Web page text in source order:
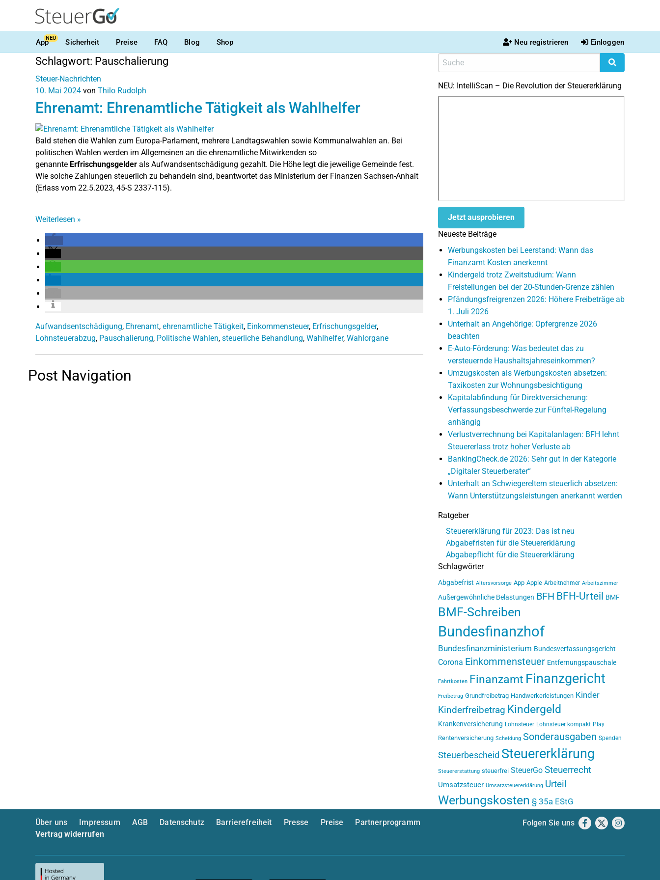
AppNEU Sicherheit Preise FAQ Blog Shop Neu registrieren Einloggen
Schlagwort: Pauschalierung
Steuer-Nachrichten
10. Mai 2024 von Thilo Rudolph
Ehrenamt: Ehrenamtliche Tätigkeit als Wahlhelfer
Bald stehen die Wahlen zum Europa-Parlament, mehrere Landtagswahlen sowie Kommunalwahlen an. Bei
politischen Wahlen werden im Allgemeinen an die ehrenamtliche Mitwirkenden so
genannte Erfrischungsgelder als Aufwandsentschädigung gezahlt. Die Höhe legt die jeweilige Gemeinde fest.
Wie solche Zahlungen steuerlich zu behandeln sind, beantwortet das Ministerium der Finanzen Sachsen-Anhalt
(Erlass vom 22.5.2023, 45-S 2337-115).
Weiterlesen »
Aufwandsentschädigung, Ehrenamt, ehrenamtliche Tätigkeit, Einkommensteuer, Erfrischungsgelder,
Lohnsteuerabzug, Pauschalierung, Politische Wahlen, steuerliche Behandlung, Wahlhelfer, Wahlorgane
Post Navigation
NEU: IntelliScan – Die Revolution der Steuererklärung
Jetzt ausprobieren
Neueste Beiträge
Werbungskosten bei Leerstand: Wann das
Finanzamt Kosten anerkennt
Kindergeld trotz Zweitstudium: Wann
Freistellungen bei der 20-Stunden-Grenze zählen
Pfändungsfreigrenzen 2026: Höhere Freibeträge ab
1. Juli 2026
Unterhalt an Angehörige: Opfergrenze 2026
beachten
E-Auto-Förderung: Was bedeutet das zu
versteuernde Haushaltsjahreseinkommen?
Umzugskosten als Werbungskosten absetzen:
Taxikosten zur Wohnungsbesichtigung
Kapitalabfindung für Direktversicherung:
Verfassungsbeschwerde zur Fünftel-Regelung
anhängig
Verlustverrechnung bei Kapitalanlagen: BFH lehnt
Steuererlass trotz hoher Verluste ab
BankingCheck.de 2026: Sehr gut in der Kategorie
„Digitaler Steuerberater“
Unterhalt an Schwiegereltern steuerlich absetzen:
Wann Unterstützungsleistungen anerkannt werden
Ratgeber
Steuererklärung für 2023: Das ist neu
Abgabefristen für die Steuererklärung
Abgabepflicht für die Steuererklärung
Schlagwörter
Abgabefrist Altersvorsorge App Apple Arbeitnehmer Arbeitszimmer
Außergewöhnliche Belastungen BFH BFH-Urteil BMF
BMF-Schreiben
Bundesfinanzhof
Bundesfinanzministerium Bundesverfassungsgericht
Corona Einkommensteuer Entfernungspauschale
Fahrtkosten Finanzamt Finanzgericht
Freibetrag Grundfreibetrag Handwerkerleistungen Kinder
Kinderfreibetrag Kindergeld
Krankenversicherung Lohnsteuer Lohnsteuer kompakt Play
Rentenversicherung Scheidung Sonderausgaben Spenden
Steuerbescheid Steuererklärung
Steuererstattung steuerfrei SteuerGo Steuerrecht
Umsatzsteuer Umsatzsteuererklärung Urteil
Werbungskosten § 35a EStG
Über uns Impressum AGB Datenschutz Barrierefreiheit Presse Preise
Partnerprogramm
Vertrag widerrufen
Folgen Sie uns Facebook
X Instagram